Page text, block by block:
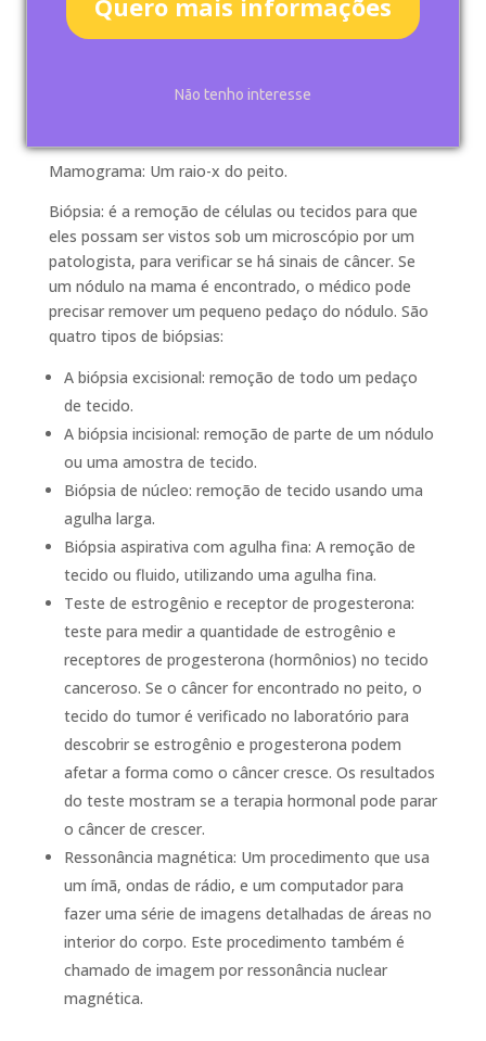
Não tenho interesse
detectar e diagnosticar o câncer de mama em
pessoas idosas. Um médico deve ser consultado se
Podem ser utilizados os seguintes testes e
Mamograma: Um raio-x do peito.
Biópsia: é a remoção de células ou tecidos para que
eles possam ser vistos sob um microscópio por um
patologista, para verificar se há sinais de câncer. Se
um nódulo na mama é encontrado, o médico pode
precisar remover um pequeno pedaço do nódulo. São
quatro tipos de biópsias:
A biópsia excisional: remoção de todo um pedaço
de tecido.
A biópsia incisional: remoção de parte de um nódulo
ou uma amostra de tecido.
Biópsia de núcleo: remoção de tecido usando uma
agulha larga.
Biópsia aspirativa com agulha fina: A remoção de
tecido ou fluido, utilizando uma agulha fina.
Teste de estrogênio e receptor de progesterona:
teste para medir a quantidade de estrogênio e
receptores de progesterona (hormônios) no tecido
canceroso. Se o câncer for encontrado no peito, o
tecido do tumor é verificado no laboratório para
descobrir se estrogênio e progesterona podem
afetar a forma como o câncer cresce. Os resultados
do teste mostram se a terapia hormonal pode parar
o câncer de crescer.
Ressonância magnética: Um procedimento que usa
um ímã, ondas de rádio, e um computador para
fazer uma série de imagens detalhadas de áreas no
interior do corpo. Este procedimento também é
chamado de imagem por ressonância nuclear
magnética.